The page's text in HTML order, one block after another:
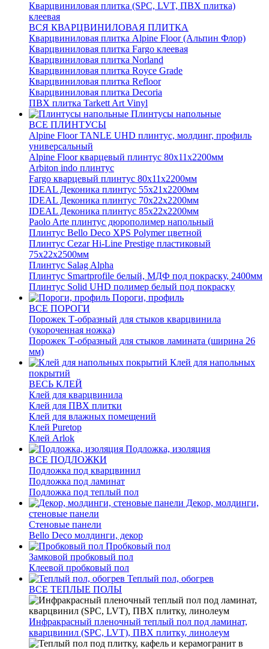
Кварцвиниловая плитка (SPC, LVT, ПВХ плитка)
клеевая
ВСЯ КВАРЦВИНИЛОВАЯ ПЛИТКА
Кварцвиниловая плитка Alpine Floor (Альпин Флор)
Кварцвиниловая плитка Fargo клеевая
Кварцвиниловая плитка Norland
Кварцвиниловая плитка Royce Grade
Кварцвиниловая плитка Refloor
Кварцвиниловая плитка Decoria
ПВХ плитка Tarkett Art Vinyl
Плинтусы напольные
ВСЕ ПЛИНТУСЫ
Alpine Floor TANLE UHD плинтус, молдинг, профиль
универсальный
Alpine Floor кварцевый плинтус 80х11х2200мм
Arbiton indo плинтус
Fargo кварцевый плинтус 80х11х2200мм
IDEAL Деконика плинтус 55х21х2200мм
IDEAL Деконика плинтус 70х22х2200мм
IDEAL Деконика плинтус 85х22х2200мм
Paolo Arte плинтус дюрополимер напольный
Плинтус Bello Deco XPS Polymer цветной
Плинтус Cezar Hi-Line Prestige пластиковый
75х22х2500мм
Плинтус Salag Alpha
Плинтус Smartprofile белый, МДФ под покраску, 2400мм
Плинтус Solid UHD полимер белый под покраску
Пороги, профиль
ВСЕ ПОРОГИ
Порожек Т-образный для стыков кварцвинила
(укороченная ножка)
Порожек Т-образный для стыков ламината (ширина 26
мм)
Клей для напольных
покрытий
ВЕСЬ КЛЕЙ
Клей для кварцвинила
Клей для ПВХ плитки
Клей для влажных помещений
Клей Puretop
Клей Arlok
Подложка, изоляция
ВСЕ ПОДЛОЖКИ
Подложка под кварцвинил
Подложка под ламинат
Подложка под теплый пол
Декор, молдинги,
стеновые панели
Стеновые панели
Bello Deco молдинги, декор
Пробковый пол
Замковой пробковый пол
Клеевой пробковый пол
Теплый пол, обогрев
ВСЕ ТЕПЛЫЕ ПОЛЫ
Инфракрасный пленочный теплый пол под ламинат,
кварцвинил (SPC, LVT), ПВХ плитку, линолеум